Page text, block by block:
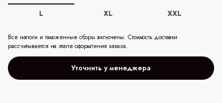
L
XL XXL
Все налоги и таможенные сборы включены. Стоимость доставки
рассчитывается на этапе оформления заказа.
Уточнить у менеджера